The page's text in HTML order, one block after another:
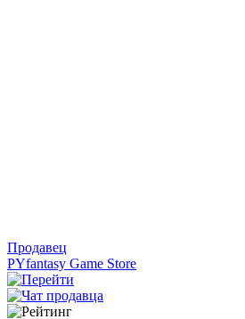
Продавец
PYfantasy Game Store